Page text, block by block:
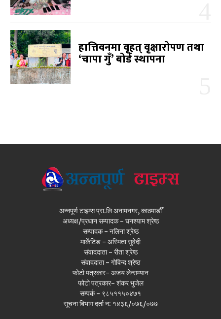
हात्तिवनमा वृहत् वृक्षारोपण तथा
‘चापा गुँ’ बोर्ड स्थापना
अन्नपूर्ण टाइम्स प्रा.लि अनामनगर, काठमाडौँ
अध्यक्ष/प्रधान सम्पादक - घनश्याम श्रेष्ठ
सम्पादक - नलिना श्रेष्ठ
मार्केटिङ - अस्मिता सुवेदी
संवाददाता - रीता श्रेष्ठ
संवाददाता - गोविन्द श्रेष्ठ
फोटो पत्रकार- अजय लेन्सम्यान
फोटो पत्रकार- शंकर भुजेल
सम्पर्क - ९८५११५०४७१
सूचना बिभाग दर्ता न: १४३६/०७६/०७७